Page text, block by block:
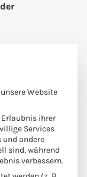
aufgeführten
beliebigen
Für
erforderlich,
ist. Wo
können
Der
Website
ihrer
Services
und andere
sind, während
verbessern.